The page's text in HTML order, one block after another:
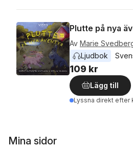
Plutte på nya
Av Marie
Ljudbok
109 kr
Lägg till
Lyssna direkt efter
Mina sidor